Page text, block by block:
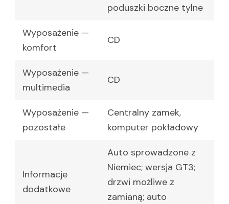
poduszki boczne tylne
Wyposażenie —
komfort
CD
Wyposażenie —
multimedia
CD
Wyposażenie —
pozostałe
Centralny zamek,
komputer pokładowy
Informacje
dodatkowe
Auto sprowadzone z
Niemiec; wersja GT3;
drzwi możliwe z
zamianą; auto